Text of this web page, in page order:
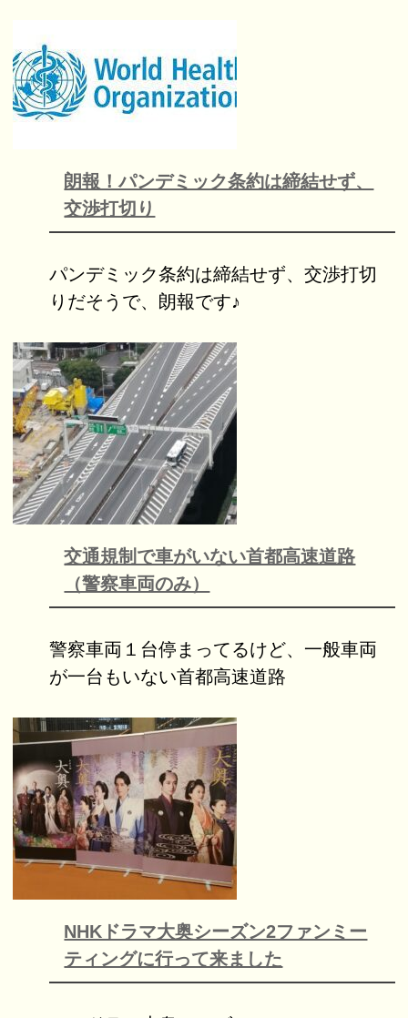
朗報！パンデミック条約は締結せず、
交渉打切り
パンデミック条約は締結せず、交渉打切
りだそうで、朗報です♪
交通規制で車がいない首都高速道路
（警察車両のみ）
警察車両１台停まってるけど、一般車両
が一台もいない首都高速道路
NHKドラマ大奥シーズン2ファンミー
ティングに行って来ました